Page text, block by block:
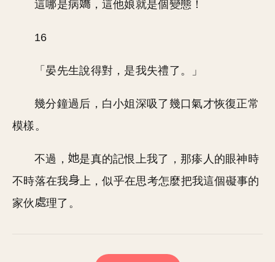
這哪是病 ，這他娘就是個變態！
16
「晏先生說得對，是我失禮了。」
幾分鐘過后，白小姐深吸了幾口氣才恢復正常
模樣。
不過，
是真的記恨上我了，那瘆人的眼神時
不時落在我
上，似乎在思考怎麼把我這個礙事的
家伙
理了。